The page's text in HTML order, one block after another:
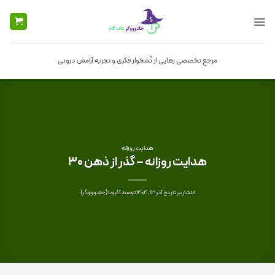
مرجع تخصصی رهایی از نُشخوار فکری و تجربه آرامش درونی
هدایت روزانه
هدایت روزانه – گذر از ذهن 30
انتشار در تاریخآذر 13, 1404 توسطآگروبا (جادوووگر)